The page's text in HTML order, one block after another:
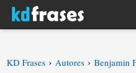
KD Frases › Autores › Benjamin